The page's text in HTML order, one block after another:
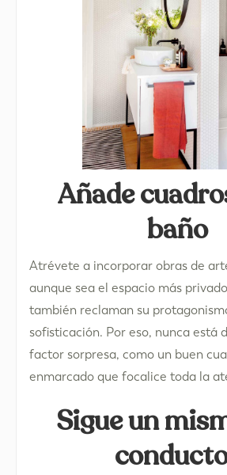
Añade
baño
Atrévete a incorporar obras de
aunque sea el espacio más
también reclaman su
sofisticación. Por eso, nunca está
factor sorpresa, como un buen
enmarcado que focalice toda la
Sigue un